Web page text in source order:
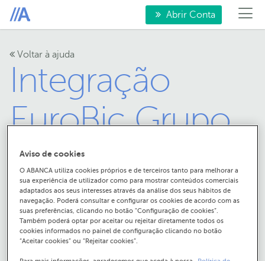
Abrir Conta
Voltar à ajuda
Integração
EuroBic Grupo
ABANCA
Aviso de cookies
O ABANCA utiliza cookies próprios e de terceiros tanto para melhorar a
sua experiência de utilizador como para mostrar conteúdos comerciais
adaptados aos seus interesses através da análise dos seus hábitos de
navegação. Poderá consultar e configurar os cookies de acordo com as
suas preferências, clicando no botão "Configuração de cookies”.
Também poderá optar por aceitar ou rejeitar diretamente todos os
cookies informados no painel de configuração clicando no botão
“Aceitar cookies” ou “Rejeitar cookies”.